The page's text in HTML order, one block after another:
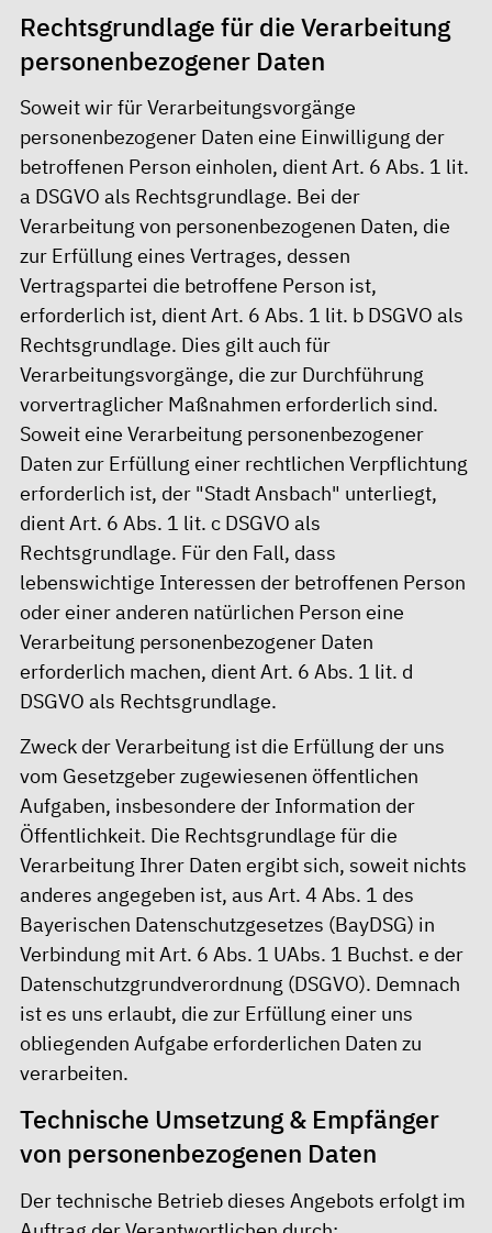
Rechtsgrundlage für die Verarbeitung
personenbezogener Daten
Soweit wir für Verarbeitungsvorgänge
personenbezogener Daten eine Einwilligung der
betroffenen Person einholen, dient Art. 6 Abs. 1 lit.
a DSGVO als Rechtsgrundlage. Bei der
Verarbeitung von personenbezogenen Daten, die
zur Erfüllung eines Vertrages, dessen
Vertragspartei die betroffene Person ist,
erforderlich ist, dient Art. 6 Abs. 1 lit. b DSGVO als
Rechtsgrundlage. Dies gilt auch für
Verarbeitungsvorgänge, die zur Durchführung
vorvertraglicher Maßnahmen erforderlich sind.
Soweit eine Verarbeitung personenbezogener
Daten zur Erfüllung einer rechtlichen Verpflichtung
erforderlich ist, der "Stadt Ansbach" unterliegt,
dient Art. 6 Abs. 1 lit. c DSGVO als
Rechtsgrundlage. Für den Fall, dass
lebenswichtige Interessen der betroffenen Person
oder einer anderen natürlichen Person eine
Verarbeitung personenbezogener Daten
erforderlich machen, dient Art. 6 Abs. 1 lit. d
DSGVO als Rechtsgrundlage.
Zweck der Verarbeitung ist die Erfüllung der uns
vom Gesetzgeber zugewiesenen öffentlichen
Aufgaben, insbesondere der Information der
Öffentlichkeit. Die Rechtsgrundlage für die
Verarbeitung Ihrer Daten ergibt sich, soweit nichts
anderes angegeben ist, aus Art. 4 Abs. 1 des
Bayerischen Datenschutzgesetzes (BayDSG) in
Verbindung mit Art. 6 Abs. 1 UAbs. 1 Buchst. e der
Datenschutzgrundverordnung (DSGVO). Demnach
ist es uns erlaubt, die zur Erfüllung einer uns
obliegenden Aufgabe erforderlichen Daten zu
verarbeiten.
Technische Umsetzung & Empfänger
von personenbezogenen Daten
Der technische Betrieb dieses Angebots erfolgt im